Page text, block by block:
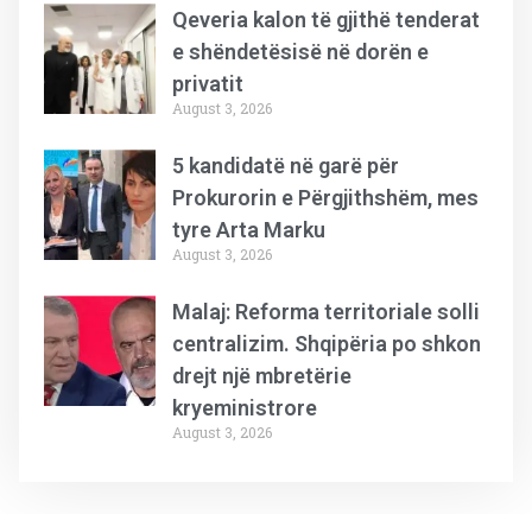
Qeveria kalon të gjithë tenderat
e shëndetësisë në dorën e
privatit
August 3, 2026
5 kandidatë në garë për
Prokurorin e Përgjithshëm, mes
tyre Arta Marku
August 3, 2026
Malaj: Reforma territoriale solli
centralizim. Shqipëria po shkon
drejt një mbretërie
kryeministrore
August 3, 2026